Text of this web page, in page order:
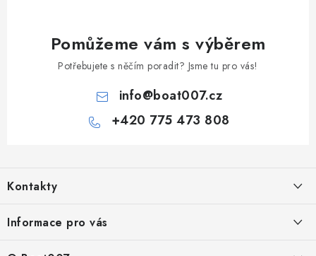
Pomůžeme vám s výběrem
Potřebujete s něčím poradit? Jsme tu pro vás!
info@boat007.cz
+420 775 473 808
p
a
Kontakty
+420 775 473 808
Informace pro vás